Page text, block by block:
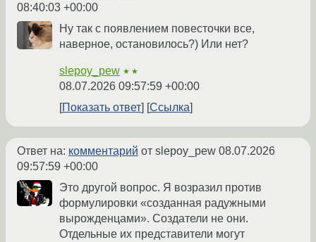
08:40:03 +00:00
Ну так с появлением повесточки все,
наверное, остановилось?) Или нет?
slepoy_pew ★★
08.07.2026 09:57:59 +00:00
Показать ответ
Ссылка
Ответ на: комментарий от slepoy_pew 08.07.2026
09:57:59 +00:00
Это другой вопрос. Я возразил против
формулировки «созданная радужными
вырожденцами». Создатели не они.
Отдельные их представители могут